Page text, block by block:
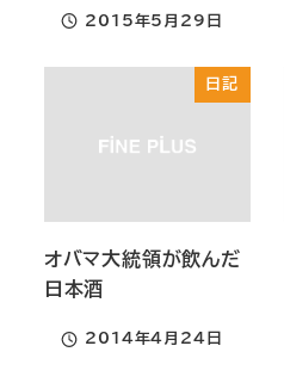
投稿日
2015年5月29日
日記
オバマ大統領が飲んだ
日本酒
投稿日
2014年4月24日